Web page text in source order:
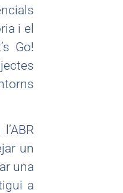
i el
Go!
un
una
a